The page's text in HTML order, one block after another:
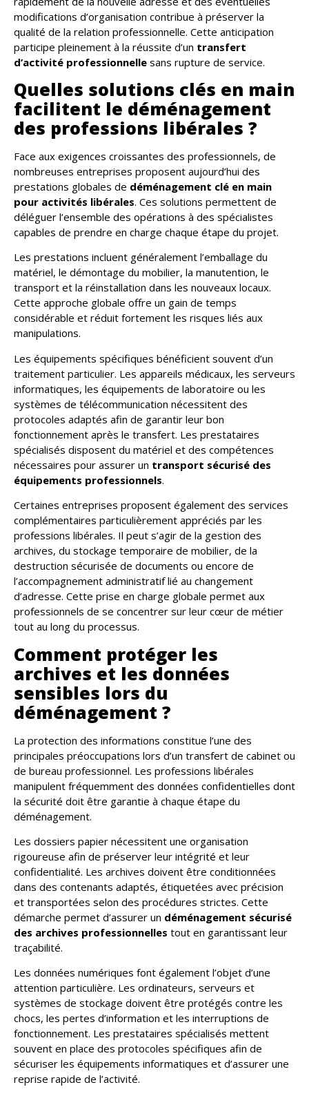
modifications d’organisation contribue à préserver la
qualité de la relation professionnelle. Cette anticipation
participe pleinement à la réussite d’un transfert
d’activité professionnelle sans rupture de service.
Quelles solutions clés en main
facilitent le déménagement
des professions libérales ?
Face aux exigences croissantes des professionnels, de
nombreuses entreprises proposent aujourd’hui des
prestations globales de déménagement clé en main
pour activités libérales. Ces solutions permettent de
déléguer l’ensemble des opérations à des spécialistes
capables de prendre en charge chaque étape du projet.
Les prestations incluent généralement l’emballage du
matériel, le démontage du mobilier, la manutention, le
transport et la réinstallation dans les nouveaux locaux.
Cette approche globale offre un gain de temps
considérable et réduit fortement les risques liés aux
manipulations.
Les équipements spécifiques bénéficient souvent d’un
traitement particulier. Les appareils médicaux, les serveurs
informatiques, les équipements de laboratoire ou les
systèmes de télécommunication nécessitent des
protocoles adaptés afin de garantir leur bon
fonctionnement après le transfert. Les prestataires
spécialisés disposent du matériel et des compétences
nécessaires pour assurer un transport sécurisé des
équipements professionnels.
Certaines entreprises proposent également des services
complémentaires particulièrement appréciés par les
professions libérales. Il peut s’agir de la gestion des
archives, du stockage temporaire de mobilier, de la
destruction sécurisée de documents ou encore de
l’accompagnement administratif lié au changement
d’adresse. Cette prise en charge globale permet aux
professionnels de se concentrer sur leur cœur de métier
tout au long du processus.
Comment protéger les
archives et les données
sensibles lors du
déménagement ?
La protection des informations constitue l’une des
principales préoccupations lors d’un transfert de cabinet ou
de bureau professionnel. Les professions libérales
manipulent fréquemment des données confidentielles dont
la sécurité doit être garantie à chaque étape du
déménagement.
Les dossiers papier nécessitent une organisation
rigoureuse afin de préserver leur intégrité et leur
confidentialité. Les archives doivent être conditionnées
dans des contenants adaptés, étiquetées avec précision
et transportées selon des procédures strictes. Cette
démarche permet d’assurer un déménagement sécurisé
des archives professionnelles tout en garantissant leur
traçabilité.
Les données numériques font également l’objet d’une
attention particulière. Les ordinateurs, serveurs et
systèmes de stockage doivent être protégés contre les
chocs, les pertes d’information et les interruptions de
fonctionnement. Les prestataires spécialisés mettent
souvent en place des protocoles spécifiques afin de
sécuriser les équipements informatiques et d’assurer une
reprise rapide de l’activité.